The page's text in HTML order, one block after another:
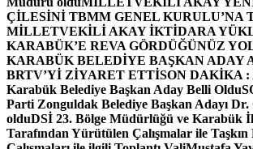
ÇİLESİNİ TBMM GENEL KURULU’NA
MİLLETVEKİLİ AKAY İKTİDARA
KARABÜK’E REVA GÖRDÜĞÜNÜZ
KARABÜK BELEDİYE BAŞKAN ADAY
BRTV’Yİ ZİYARET ETTİSON DAKİKA :
Karabük Belediye Başkan Aday Belli Oldu
Parti Zonguldak Belediye Başkan Adayı Dr.
olduDSİ 23. Bölge Müdürlüğü ve Karabük
Tarafından Yürütülen Çalışmalar ile